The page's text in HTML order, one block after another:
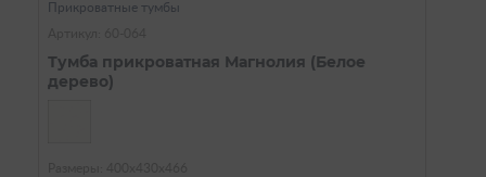
Прикроватные тумбы
Тумба прикроватная Магнолия (Белое
дерево)